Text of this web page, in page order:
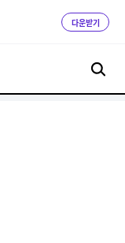
다운받기